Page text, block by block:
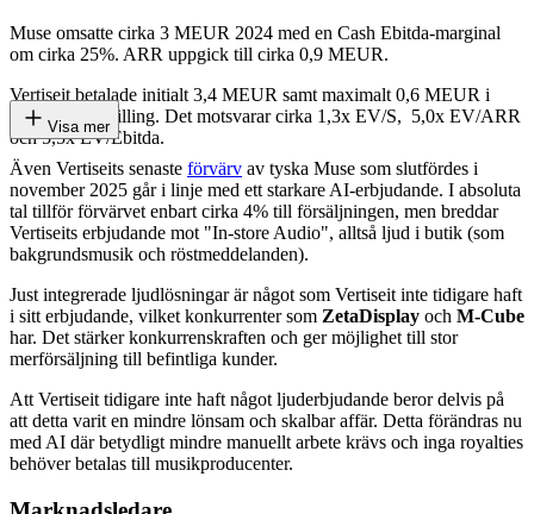
Muse omsatte cirka 3 MEUR 2024 med en Cash Ebitda-marginal
om cirka 25%. ARR uppgick till cirka 0,9 MEUR.
Vertiseit betalade initialt 3,4 MEUR samt maximalt 0,6 MEUR i
tilläggsköpeskilling. Det motsvarar cirka 1,3x EV/S, 5,0x EV/ARR
och 5,5x EV/Ebitda.
Visa mer
Även Vertiseits senaste förvärv av tyska Muse som slutfördes i
november 2025 går i linje med ett starkare AI-erbjudande. I absoluta
tal tillför förvärvet enbart cirka 4% till försäljningen, men breddar
Vertiseits erbjudande mot "In-store Audio", alltså ljud i butik (som
bakgrundsmusik och röstmeddelanden).
Just integrerade ljudlösningar är något som Vertiseit inte tidigare haft
i sitt erbjudande, vilket konkurrenter som ZetaDisplay och M-Cube
har. Det stärker konkurrenskraften och ger möjlighet till stor
merförsäljning till befintliga kunder.
Att Vertiseit tidigare inte haft något ljuderbjudande beror delvis på
att detta varit en mindre lönsam och skalbar affär. Detta förändras nu
med AI där betydligt mindre manuellt arbete krävs och inga royalties
behöver betalas till musikproducenter.